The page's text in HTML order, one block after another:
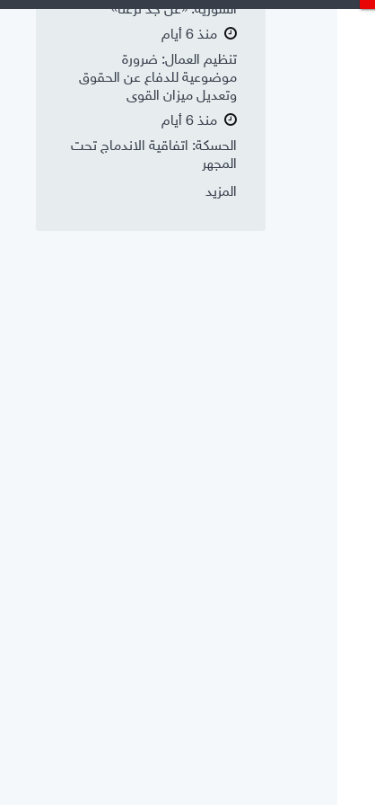
السورية: «عن جد نزعتا»
منذ 6 أيام
تنظيم العمال: ضرورة
موضوعية للدفاع عن الحقوق
وتعديل ميزان القوى
منذ 6 أيام
الحسكة: اتفاقية الاندماج تحت
المجهر
المزيد